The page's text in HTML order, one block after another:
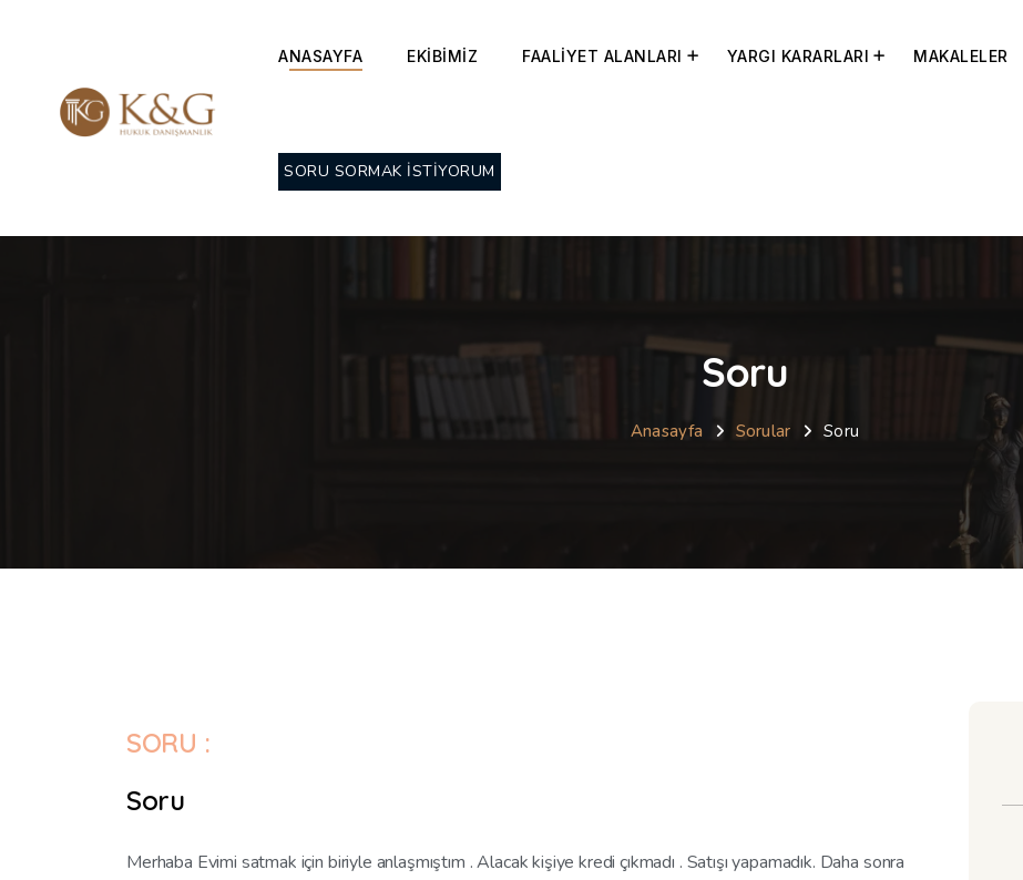
ANASAYFA EKİBİMİZ FAALİYET ALANLARI YARGI KARARLARI MAKALELER
SORU SORMAK İSTİYORUM
Soru
Anasayfa Sorular Soru
SORU :
Soru
Merhaba Evimi satmak için biriyle anlaşmıştım . Alacak kişiye kredi çıkmadı . Satışı yapamadık. Daha sonra